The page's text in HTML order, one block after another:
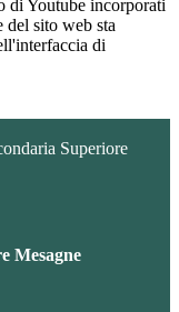
di Youtube incorporati
del sito web sta
di
Superiore
Mesagne